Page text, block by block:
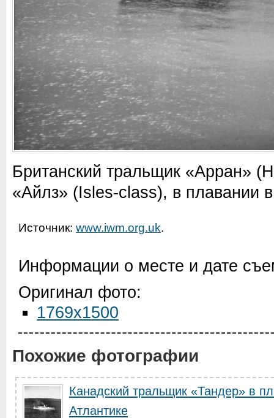
Британский тральщик «Арран»
«Айлз» (Isles-class), в плавании
Источник: www.iwm.org.uk.
Информации о месте и дате
Оригинал фото:
1769x1500
Похожие фотографии
Канадский тральщик «Тандер» в
Атлантике